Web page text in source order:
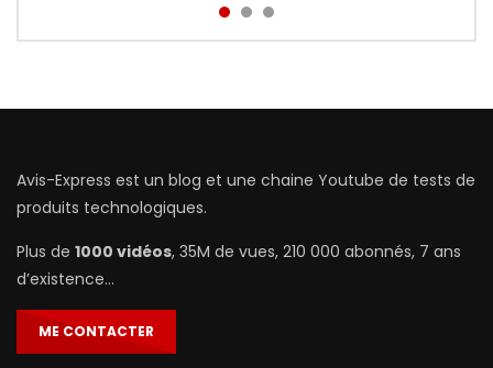
Avis-Express est un blog et une chaine Youtube de tests de
produits technologiques.
Plus de 1000 vidéos, 35M de vues, 210 000 abonnés, 7 ans
d’existence…
ME CONTACTER